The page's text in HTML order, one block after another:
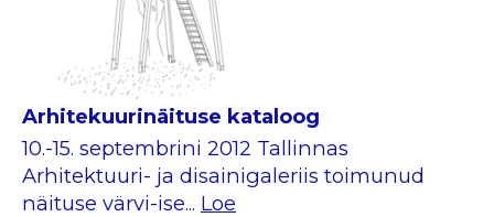
Arhitekuurinäituse kataloog
10.-15. septembrini 2012 Tallinnas
Arhitektuuri- ja disainigaleriis toimunud
näituse värvi-ise... Loe